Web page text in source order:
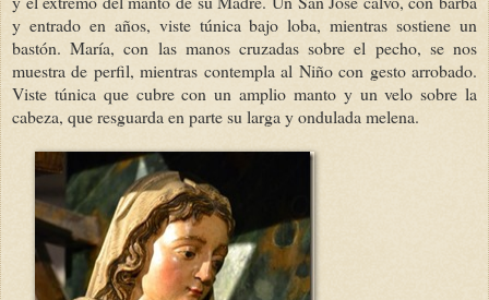
y entrado en años, viste túnica bajo loba, mientras sostiene un
bastón. María, con las manos cruzadas sobre el pecho, se nos
muestra de perfil, mientras contempla al Niño con gesto arrobado.
Viste túnica que cubre con un amplio manto y un velo sobre la
cabeza, que resguarda en parte su larga y ondulada melena.